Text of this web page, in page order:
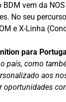
vem da
No seu
e X-Linha
para
país, como
aos
oportunidades